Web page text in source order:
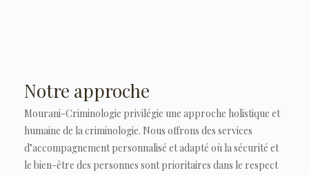
Notre approche
Mourani-Criminologie privilégie une approche holistique et
humaine de la criminologie. Nous offrons des services
d’accompagnement personnalisé et adapté où la sécurité et
le bien-être des personnes sont prioritaires dans le respect